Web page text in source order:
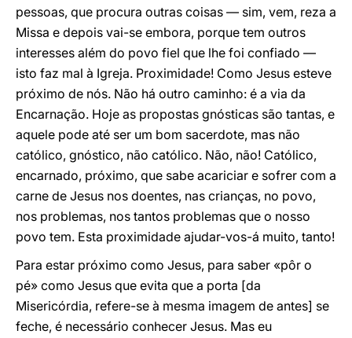
pessoas, que procura outras coisas — sim, vem, reza a
Missa e depois vai-se embora, porque tem outros
interesses além do povo fiel que lhe foi confiado —
isto faz mal à Igreja. Proximidade! Como Jesus esteve
próximo de nós. Não há outro caminho: é a via da
Encarnação. Hoje as propostas gnósticas são tantas, e
aquele pode até ser um bom sacerdote, mas não
católico, gnóstico, não católico. Não, não! Católico,
encarnado, próximo, que sabe acariciar e sofrer com a
carne de Jesus nos doentes, nas crianças, no povo,
nos problemas, nos tantos problemas que o nosso
povo tem. Esta proximidade ajudar-vos-á muito, tanto!
Para estar próximo como Jesus, para saber «pôr o
pé» como Jesus que evita que a porta [da
Misericórdia, refere-se à mesma imagem de antes] se
feche, é necessário conhecer Jesus. Mas eu